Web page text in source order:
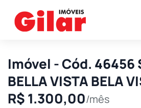
Imóvel - Cód. 46456
BELLA VISTA BELA
R$ 1.300,00/mês